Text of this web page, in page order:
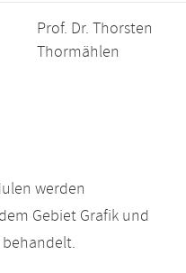
Prof. Dr. Thorsten
Thormählen
werden
Gebiet Grafik und